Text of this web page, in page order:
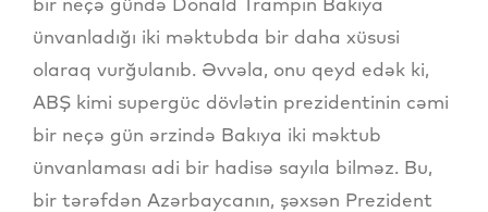
ünvanladığı iki məktubda bir daha xüsusi
olaraq vurğulanıb. Əvvəla, onu qeyd edək ki,
ABŞ kimi supergüc dövlətin prezidentinin cəmi
bir neçə gün ərzində Bakıya iki məktub
ünvanlaması adi bir hadisə sayıla bilməz. Bu,
bir tərəfdən Azərbaycanın, şəxsən Prezident